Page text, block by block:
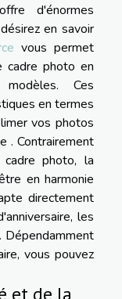
d'énormes
en savoir
vous permet
cadre photo en
Ces
en termes
vos photos
. Contrairement
photo, la
en harmonie
directement
les
Dépendamment
vous pouvez
et de la